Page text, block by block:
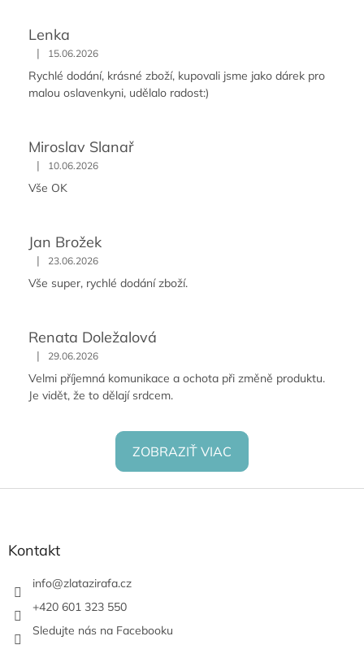
Lenka
| 15.06.2026
Rychlé dodání, krásné zboží, kupovali jsme jako dárek pro
malou oslavenkyni, udělalo radost:)
Miroslav Slanař
| 10.06.2026
Vše OK
Jan Brožek
| 23.06.2026
Vše super, rychlé dodání zboží.
Renata Doležalová
| 29.06.2026
Velmi příjemná komunikace a ochota při změně produktu.
Je vidět, že to dělají srdcem.
ZOBRAZIŤ VIAC
Z
Kontakt
info@zlatazirafa.cz
+420 601 323 550
Sledujte nás na Facebooku